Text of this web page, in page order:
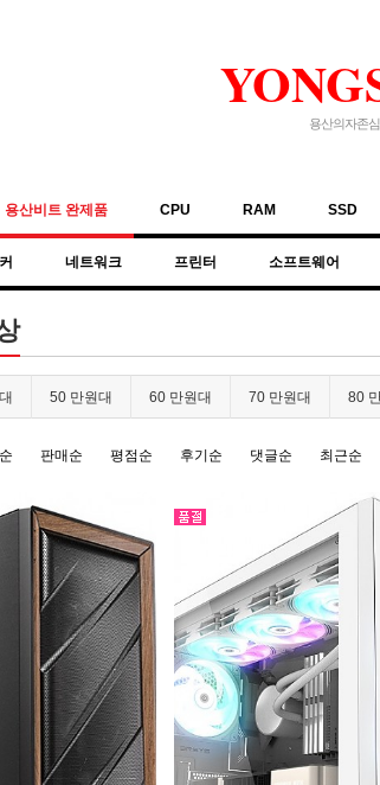
용산의자존
용산비트 완제품 CPU RAM SSD
네트워크 프린터 소프트웨어
50 만원대 60 만원대 70 만원대 80
판매순 평점순 후기순 댓글순 최근순